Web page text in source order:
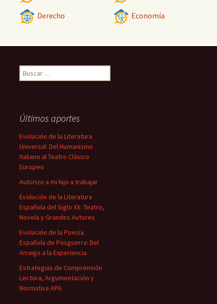
Derecho Economía
Buscar:
Últimos aportes
Evolución de la Literatura
Universal: Del Humanismo
Italiano al Teatro Clásico
Europeo
Autorizo a mi hijo a trabajar
Evolución de la Literatura
Española del Siglo XX: Teatro,
Novela y Grandes Autores
Evolución de la Poesía
Española de Posguerra: Del
Arraigo a la Experiencia
Estrategias de Comprensión
Lectora, Argumentación y
Normativa APA